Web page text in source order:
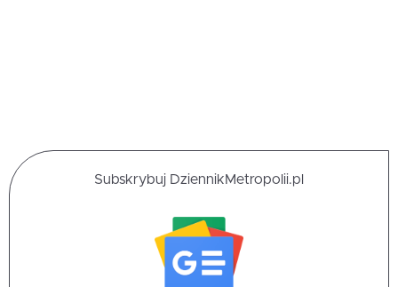
Subskrybuj DziennikMetropolii.pl